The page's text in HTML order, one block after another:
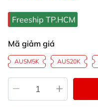
Freeship TP.HCM
Mã giảm giá
AUSM5K AUS20K